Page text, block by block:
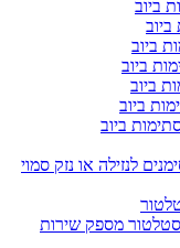
7 סימנים לנזילה או נזק סמוי
שירות